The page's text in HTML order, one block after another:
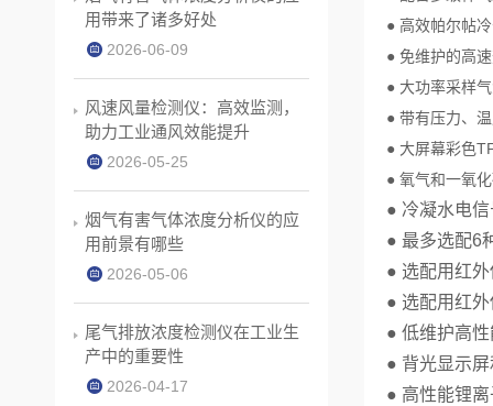
● 高效帕尔帖
● 免维护的高
● 大功率采样
● 带有压力、
● 大屏幕彩色
● 氧气和一氧
● 冷凝水电
● 最多选配6
● 选配用红
● 选配用红
● 低维护高
● 背光显示
● 高性能锂
用带来了诸多好处
2026-06-09
风速风量检测仪：高效监测，
助力工业通风效能提升
2026-05-25
烟气有害气体浓度分析仪的应
用前景有哪些
2026-05-06
尾气排放浓度检测仪在工业生
产中的重要性
2026-04-17